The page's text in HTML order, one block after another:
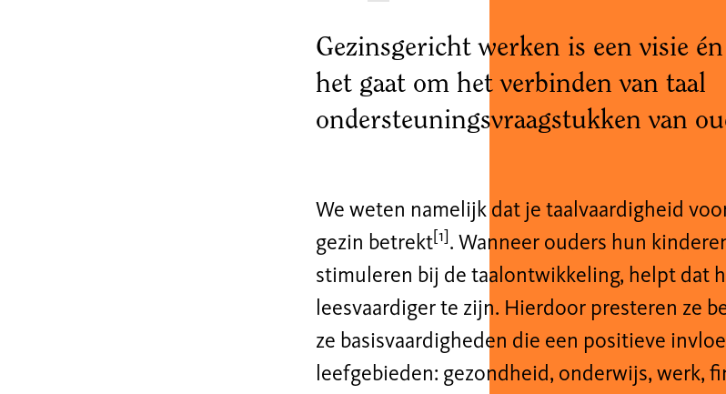
Gezinsgericht werken is een visie
het gaat om het verbinden van taal
ondersteuningsvraagstukken van
We weten namelijk dat je taalvaardigheid
gezin betrekt [1] . Wanneer ouders hun
stimuleren bij de taalontwikkeling, helpt dat
leesvaardiger te zijn. Hierdoor presteren ze
ze basisvaardigheden die een positieve
leefgebieden: gezondheid, onderwijs, werk,